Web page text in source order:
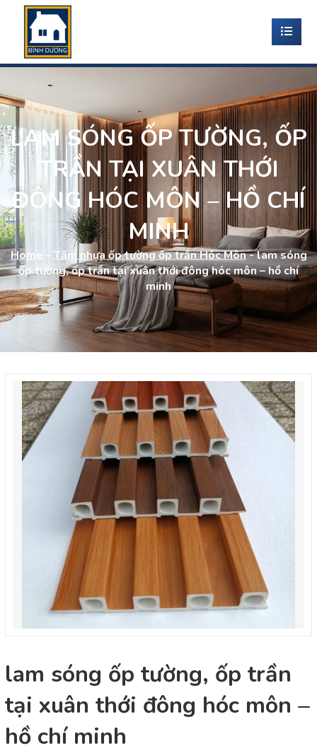
LAM SÓNG ỐP TƯỜNG, ỐP
TRẦN TẠI XUÂN THỚI
ĐÔNG HÓC MÔN – HỒ CHÍ
MINH
Home - Tấm nhựa ốp tường ốp trần Hóc Môn-lam sóng
ốp tường, ốp trần tại xuân thới đông hóc môn – hồ chí
minh
lam sóng ốp tường, ốp trần
tại xuân thới đông hóc môn –
hồ chí minh